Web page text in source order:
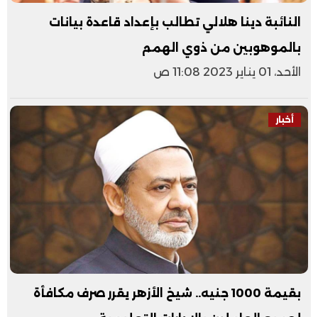
النائبة دينا هلالي تطالب بإعداد قاعدة بيانات
بالموهوبين من ذوي الهمم
الأحد، 01 يناير 2023 11:08 ص
أخبار
بقيمة 1000 جنيه.. شيخ الأزهر يقرر صرف مكافأة